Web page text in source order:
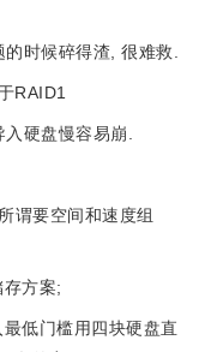
时候碎得渣, 很难救.
RAID1
硬盘慢容易崩.
谓要空间和速度组
方案;
低门槛用四块硬盘直